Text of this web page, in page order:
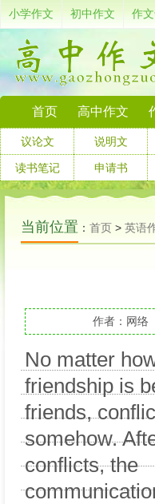
小学作文 初中作文 作
首页 高中作文
议论文 说明文
读书笔记 申请书
当前位置 ： 首页 > 英语
作者：网络
No matter
friendship is
friends,
somehow.
conflicts, the